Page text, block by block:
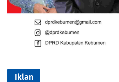
Iklan